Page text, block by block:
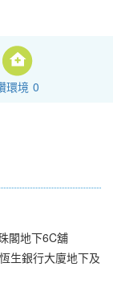
環境 0
閣地下6C舖
生銀行大廈地下及